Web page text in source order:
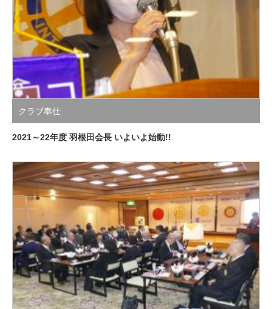
クラブ奉仕
2021～22年度 羽根田会長 いよいよ始動!!